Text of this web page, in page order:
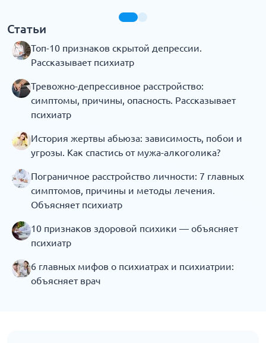
Статьи
Топ-10 признаков скрытой депрессии.
Рассказывает психиатр
Тревожно-депрессивное расстройство:
симптомы, причины, опасность. Рассказывает
психиатр
История жертвы абьюза: зависимость, побои и
угрозы. Как спастись от мужа-алкоголика?
Пограничное расстройство личности: 7 главных
симптомов, причины и методы лечения.
Объясняет психиатр
10 признаков здоровой психики — объясняет
психиатр
6 главных мифов о психиатрах и психиатрии:
объясняет врач